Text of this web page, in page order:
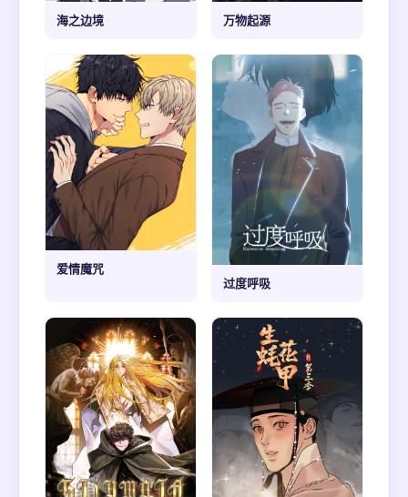
海之边境 万物起源
爱情魔咒
过度呼吸